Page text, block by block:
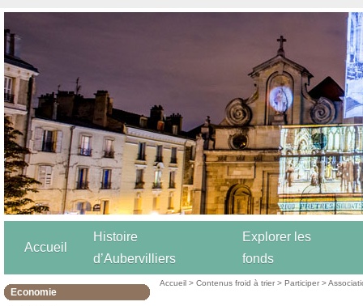
Accueil
Histoire
d’Aubervilliers
Explorer les
fonds
Economie
Accueil >Contenus froid à trier >Participer >